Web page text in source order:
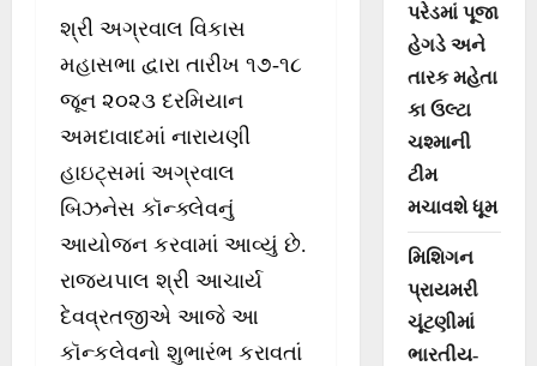
શ્રી અગ્રવાલ વિકાસ
મહાસભા દ્વારા તારીખ ૧૭-૧૮
જૂન ૨૦૨૩ દરમિયાન
અમદાવાદમાં નારાયણી
હાઇટ્સમાં અગ્રવાલ
બિઝનેસ કૉન્ક્લેવનું
આયોજન કરવામાં આવ્યું છે.
રાજ્યપાલ શ્રી આચાર્ય
દેવવ્રતજીએ આજે આ
કૉન્કલેવનો શુભારંભ કરાવતાં
પરેડમાં પૂજા
હેગડે અને
તારક મહેતા
કા ઉલ્ટા
ચશ્માની
ટીમ
મચાવશે ધૂમ
મિશિગન
પ્રાયમરી
ચૂંટણીમાં
ભારતીય-